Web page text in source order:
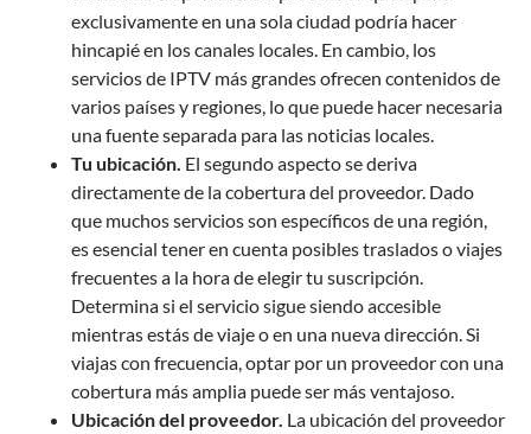
exclusivamente en una sola ciudad podría hacer
hincapié en los canales locales. En cambio, los
servicios de IPTV más grandes ofrecen contenidos de
varios países y regiones, lo que puede hacer necesaria
una fuente separada para las noticias locales.
Tu ubicación. El segundo aspecto se deriva
directamente de la cobertura del proveedor. Dado
que muchos servicios son específicos de una región,
es esencial tener en cuenta posibles traslados o viajes
frecuentes a la hora de elegir tu suscripción.
Determina si el servicio sigue siendo accesible
mientras estás de viaje o en una nueva dirección. Si
viajas con frecuencia, optar por un proveedor con una
cobertura más amplia puede ser más ventajoso.
Ubicación del proveedor. La ubicación del proveedor